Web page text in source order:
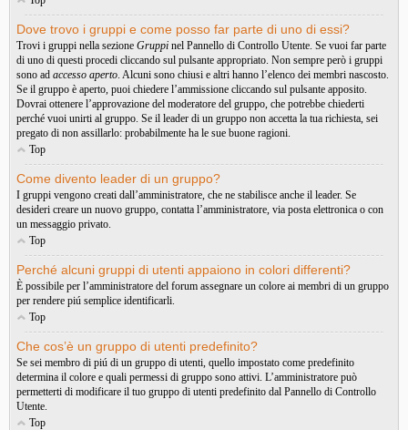
Dove trovo i gruppi e come posso far parte di uno di essi?
Trovi i gruppi nella sezione Gruppi nel Pannello di Controllo Utente. Se vuoi far parte
di uno di questi procedi cliccando sul pulsante appropriato. Non sempre però i gruppi
sono ad accesso aperto. Alcuni sono chiusi e altri hanno l’elenco dei membri nascosto.
Se il gruppo è aperto, puoi chiedere l’ammissione cliccando sul pulsante apposito.
Dovrai ottenere l’approvazione del moderatore del gruppo, che potrebbe chiederti
perché vuoi unirti al gruppo. Se il leader di un gruppo non accetta la tua richiesta, sei
pregato di non assillarlo: probabilmente ha le sue buone ragioni.
Top
Come divento leader di un gruppo?
I gruppi vengono creati dall’amministratore, che ne stabilisce anche il leader. Se
desideri creare un nuovo gruppo, contatta l’amministratore, via posta elettronica o con
un messaggio privato.
Top
Perché alcuni gruppi di utenti appaiono in colori differenti?
È possibile per l’amministratore del forum assegnare un colore ai membri di un gruppo
per rendere piú semplice identificarli.
Top
Che cos’è un gruppo di utenti predefinito?
Se sei membro di piú di un gruppo di utenti, quello impostato come predefinito
determina il colore e quali permessi di gruppo sono attivi. L’amministratore può
permetterti di modificare il tuo gruppo di utenti predefinito dal Pannello di Controllo
Utente.
Top